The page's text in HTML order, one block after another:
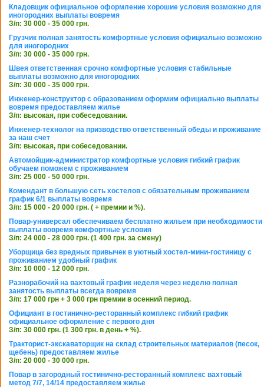
Кладовщик официальное оформление хорошие условия возможно для
иногородних выплаты вовремя
З/п: 30 000 - 35 000 грн.
Грузчик полная занятость комфортные условия официально возможно
для иногородних
З/п: 30 000 - 35 000 грн.
Швея ответственная срочно комфортные условия стабильные
выплаты возможно для иногородних
З/п: 30 000 - 35 000 грн.
Инженер-конструктор с образованием оформим официально выплаты
вовремя предоставляем жилье
З/п: высокая, при собеседовании.
Инженер-технолог на призводство ответственный обеды и проживание
за наш счет
З/п: высокая, при собеседовании.
Автомойщик-администратор комфортные условия гибкий график
обучаем поможем с проживанием
З/п: 25 000 - 50 000 грн.
Комендант в большую сеть хостелов с обязательным проживанием
график 6/1 выплаты вовремя
З/п: 15 000 - 20 000 грн. ( + премии и %).
Повар-универсал обеспечиваем бесплатно жильем при необходимости
выплаты вовремя комфортные условия
З/п: 24 000 - 28 000 грн. (1 400 грн. за смену)
Уборщица без вредных привычек в уютный хостел-мини-гостиницу с
проживанием удобный график
З/п: 10 000 - 12 000 грн.
Разнорабочий на вахтовый график неделя через неделю полная
занятость выплаты всегда вовремя
З/п: 17 000 грн + 3 000 грн премии в осенний период.
Официант в гостинично-ресторанный комплекс гибкий график
официальное оформление с первого дня
З/п: 30 000 грн. (1 300 грн. в день + %).
Тракторист-экскаваторщик на склад строительных материалов (песок,
щебень) предоставляем жилье
З/п: 20 000 - 30 000 грн.
Повар в загородный гостинично-ресторанный комплекс вахтовый
метод 7/7, 14/14 предоставляем жилье